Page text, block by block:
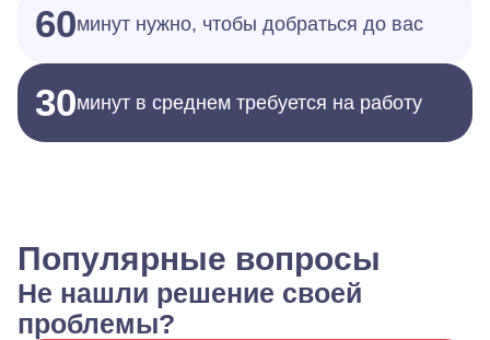
60минут нужно, чтобы добраться до вас
30минут в среднем требуется на работу
Популярные вопросы
Не нашли решение своей
проблемы?